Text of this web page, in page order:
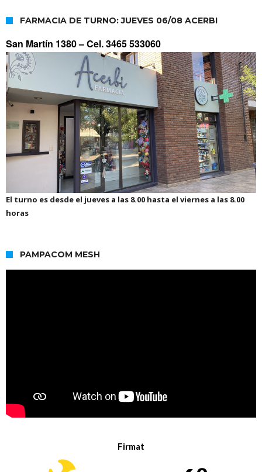
FARMACIA DE TURNO: JUEVES 06/08 ACERBI
San Martín 1380 –Cel. 3465 533060
El turno es desde el jueves a las 8.00 hasta el viernes a las 8.00
horas
PAMPACOM MESH
Firmat